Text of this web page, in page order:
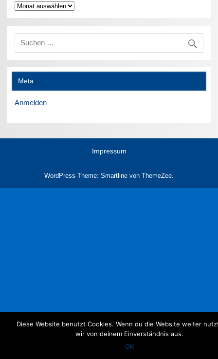
Archiv
Meta
Anmelden
Impressum
WordPress-Theme: Smartline von ThemeZee.
Diese Website benutzt Cookies. Wenn du die Website weiter
wir von deinem Einverständnis aus.
OK